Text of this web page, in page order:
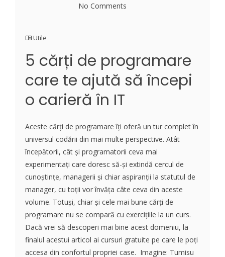
No Comments
Utile
5 cărți de programare
care te ajută să începi
o carieră în IT
Aceste cărți de programare îți oferă un tur complet în
universul codării din mai multe perspective. Atât
începătorii, cât și programatorii ceva mai
experimentați care doresc să-și extindă cercul de
cunoștințe, managerii și chiar aspiranții la statutul de
manager, cu toții vor învăța câte ceva din aceste
volume. Totuși, chiar și cele mai bune cărți de
programare nu se compară cu exercițiile la un curs.
Dacă vrei să descoperi mai bine acest domeniu, la
finalul acestui articol ai cursuri gratuite pe care le poți
accesa din confortul propriei case. Imagine: Tumisu